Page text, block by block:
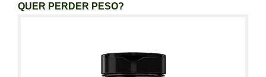
QUER PERDER PESO?